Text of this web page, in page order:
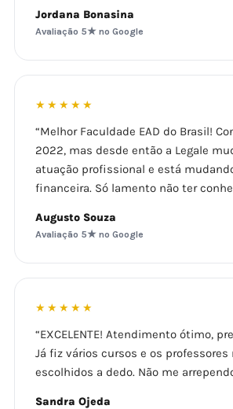
Jordana Bonasina
Avaliação 5★ no Google
★★★★★
“Melhor Faculdade EAD do Brasil!
2022, mas desde então a Legale
atuação profissional e está
financeira. Só lamento não ter
Augusto Souza
Avaliação 5★ no Google
★★★★★
“EXCELENTE! Atendimento ótimo,
Já fiz vários cursos e os
escolhidos a dedo. Não me
Sandra Ojeda